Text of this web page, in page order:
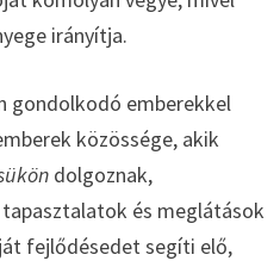
irányítja.
gondolkodó emberekkel
közössége, akik
dolgoznak,
és meglátások
fejlődésedet segíti elő,